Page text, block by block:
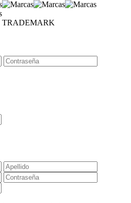
TRADEMARK